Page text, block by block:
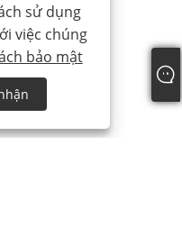
sử dụng
việc chúng
bảo mật